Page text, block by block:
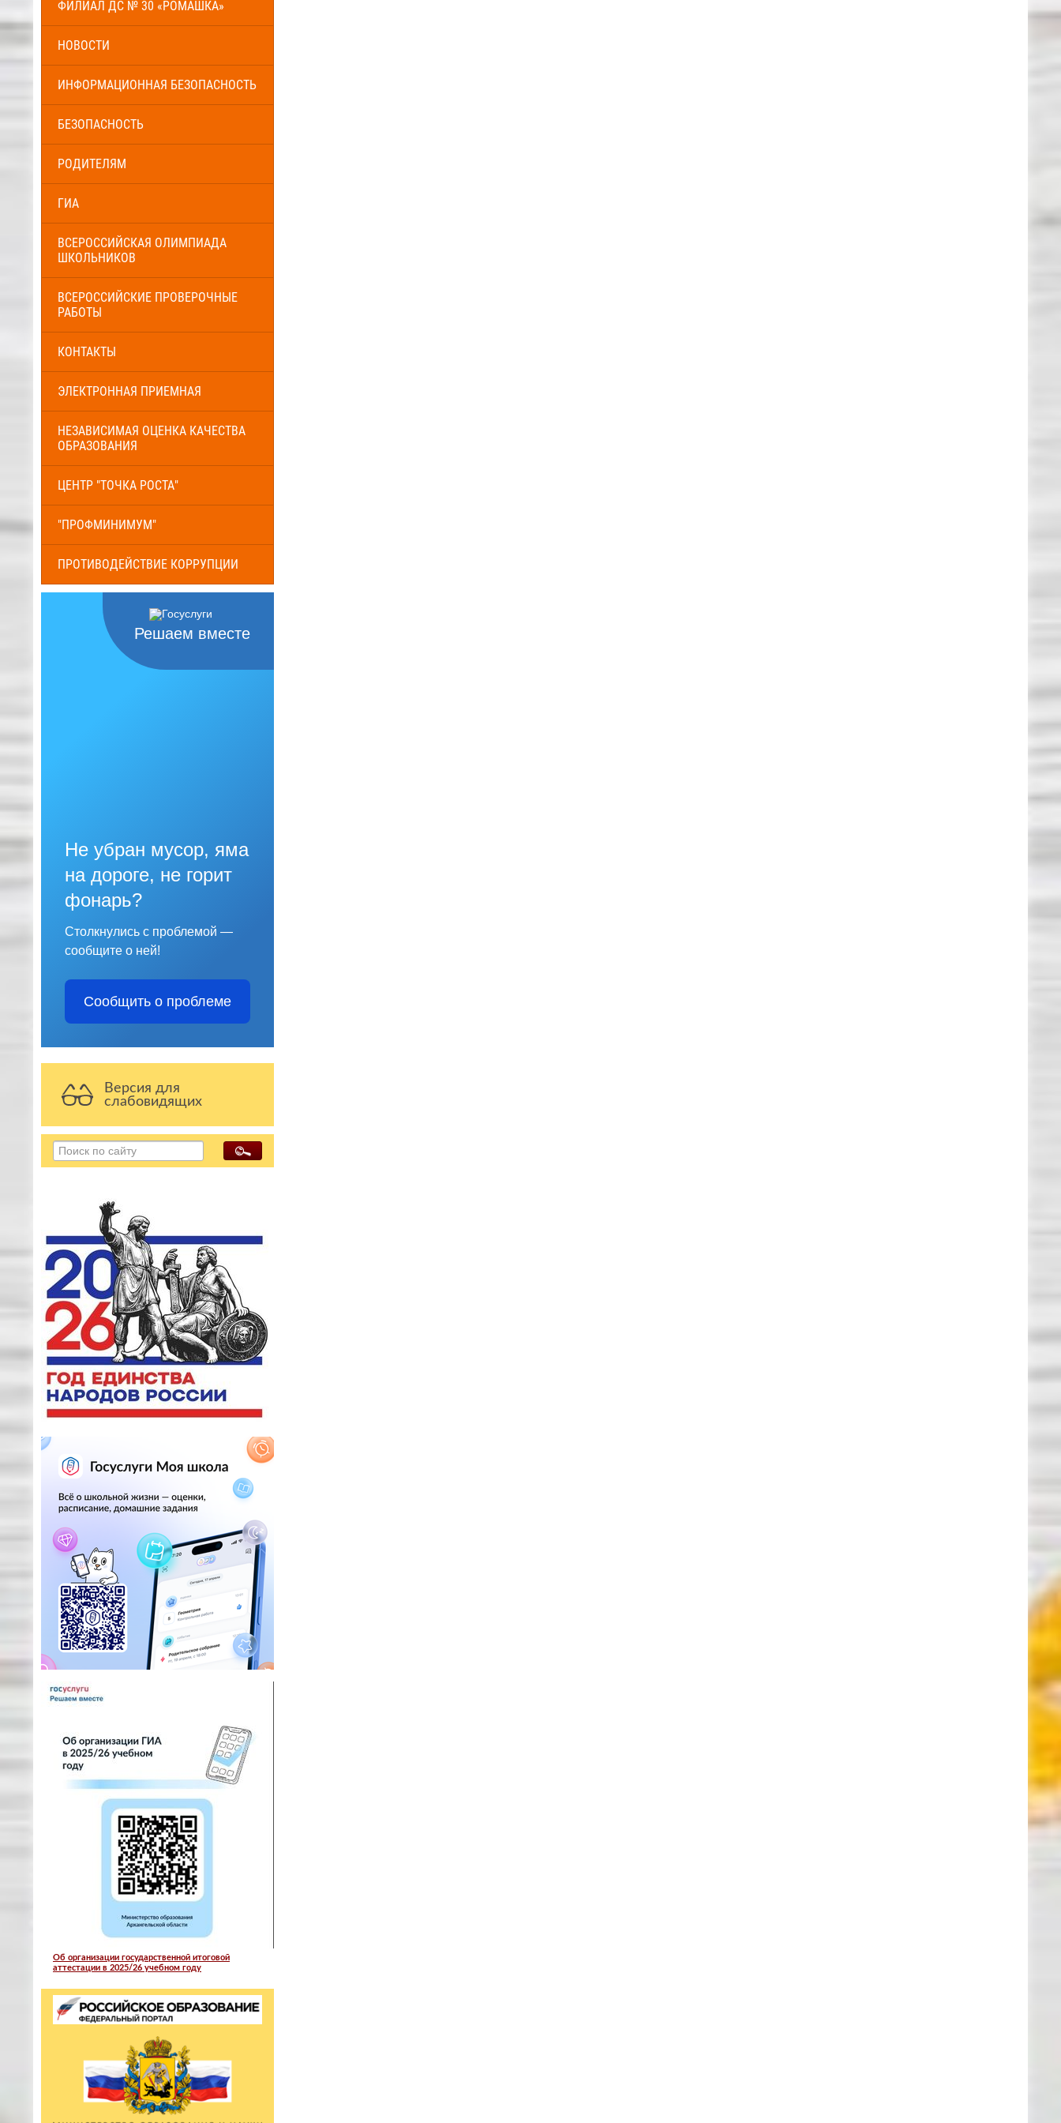
ФИЛИАЛ ДС № 30 «РОМАШКА»
НОВОСТИ
ИНФОРМАЦИОННАЯ БЕЗОПАСНОСТЬ
БЕЗОПАСНОСТЬ
РОДИТЕЛЯМ
ГИА
ВСЕРОССИЙСКАЯ ОЛИМПИАДА
ШКОЛЬНИКОВ
ВСЕРОССИЙСКИЕ ПРОВЕРОЧНЫЕ
РАБОТЫ
КОНТАКТЫ
ЭЛЕКТРОННАЯ ПРИЕМНАЯ
НЕЗАВИСИМАЯ ОЦЕНКА КАЧЕСТВА
ОБРАЗОВАНИЯ
ЦЕНТР "ТОЧКА РОСТА"
"ПРОФМИНИМУМ"
ПРОТИВОДЕЙСТВИЕ КОРРУПЦИИ
Решаем вместе
Не убран мусор, яма
на дороге, не горит
фонарь?
Столкнулись с проблемой —
сообщите о ней!
Сообщить о проблеме
Версия для
слабовидящих
Об организации государственной итоговой
аттестации в 2025/26 учебном году